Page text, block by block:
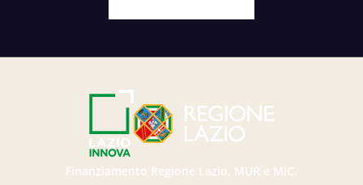
Finanziamento Regione Lazio, MUR e MiC.